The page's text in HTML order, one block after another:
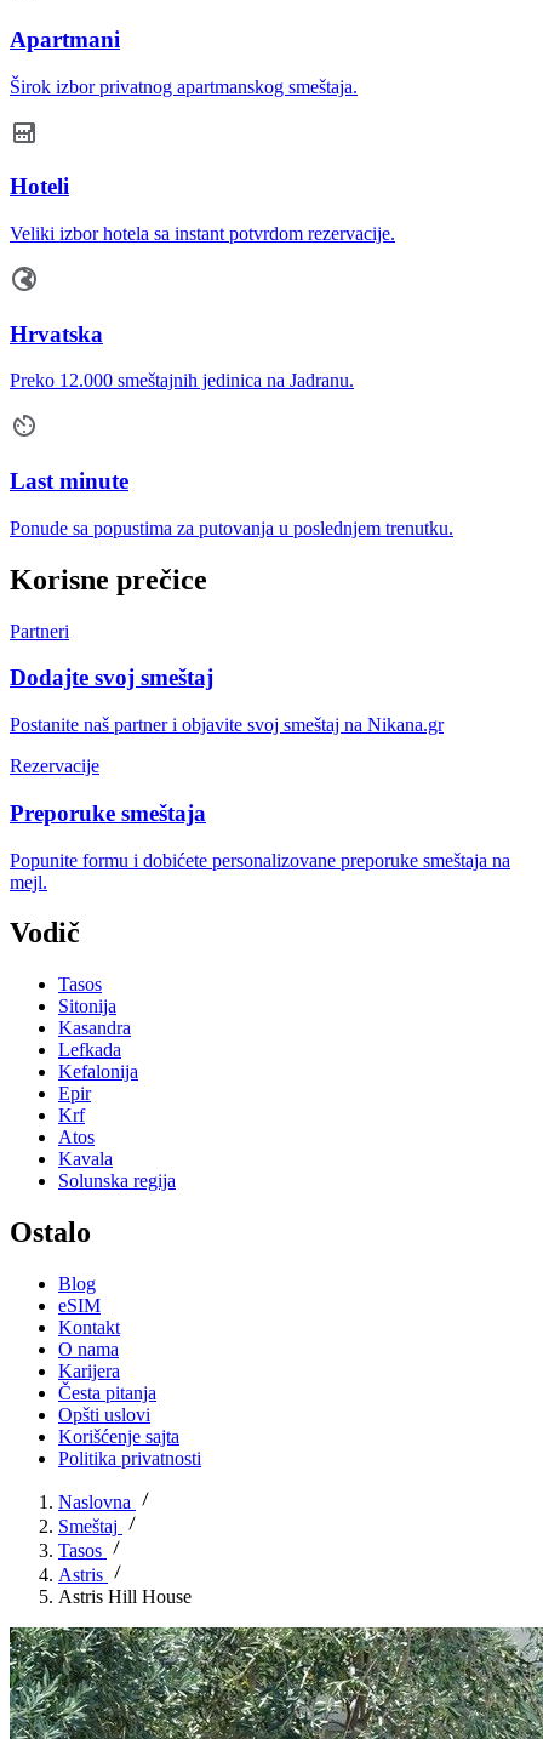
Apartmani
Širok izbor privatnog apartmanskog smeštaja.
Hoteli
Veliki izbor hotela sa instant potvrdom rezervacije.
Hrvatska
Preko 12.000 smeštajnih jedinica na Jadranu.
Last minute
Ponude sa popustima za putovanja u poslednjem trenutku.
Korisne prečice
Partneri
Dodajte svoj smeštaj
Postanite naš partner i objavite svoj smeštaj na Nikana.gr
Rezervacije
Preporuke smeštaja
Popunite formu i dobićete personalizovane preporuke smeštaja na
mejl.
Vodič
Tasos
Sitonija
Kasandra
Lefkada
Kefalonija
Epir
Krf
Atos
Kavala
Solunska regija
Ostalo
Blog
eSIM
Kontakt
O nama
Karijera
Česta pitanja
Opšti uslovi
Korišćenje sajta
Politika privatnosti
Naslovna
Smeštaj
Tasos
Astris
Astris Hill House